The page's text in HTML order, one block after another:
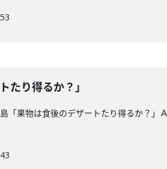
たり得るか？」
「果物は食後のデザートたり得るか？